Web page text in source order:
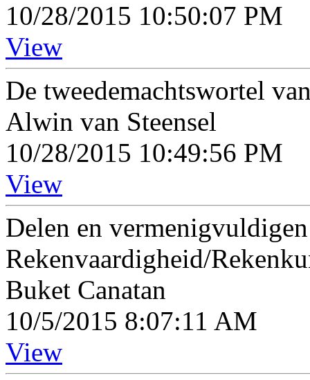
10/28/2015 10:50:07 PM
View
De tweedemachtswortel
Alwin van Steensel
10/28/2015 10:49:56 PM
View
Delen en
Rekenvaardigheid/
Buket Canatan
10/5/2015 8:07:11 AM
View